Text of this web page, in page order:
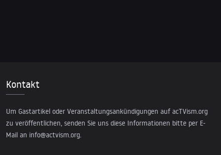
Kontakt
Um Gastartikel oder Veranstaltungsankündigungen auf acTVism.org
zu veröffentlichen, senden Sie uns diese Informationen bitte per E-
Mail an info@actvism.org.